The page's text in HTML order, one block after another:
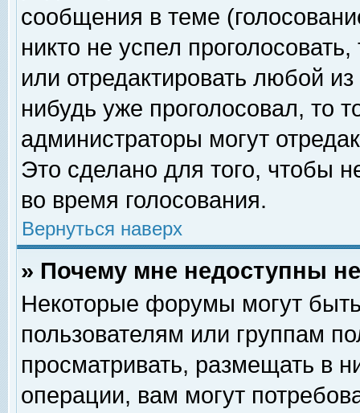
сообщения в теме
никто не успел
или отредактировать любой
нибудь уже проголосовал, то
администраторы могут
Это сделано для того, чтобы
во время голосования.
Вернуться наверх
» Почему мне недоступны
Некоторые форумы могут
пользователям или группам
просматривать, размещать в
операции, вам могут